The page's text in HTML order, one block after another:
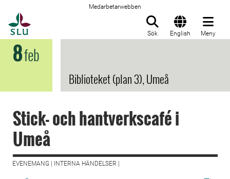
Medarbetarwebben
Sök English Meny
8feb
Biblioteket (plan 3), Umeå
Stick- och hantverkscafé i
Umeå
EVENEMANG | INTERNA HÄNDELSER |